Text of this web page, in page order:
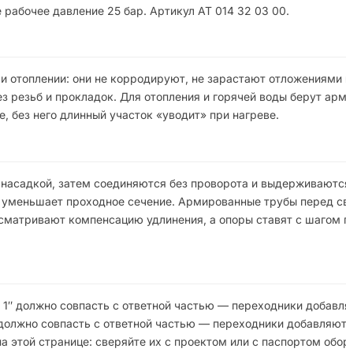
давление 25 бар. Артикул АТ 014 32 03 00.
отоплении: они не корродируют, не зарастают отложениями
и прокладок. Для отопления и горячей воды берут
него длинный участок «уводит» при нагреве.
затем соединяются без проворота и
проходное сечение. Армированные трубы перед
компенсацию удлинения, а опоры ставят с шагом
должно совпасть с ответной частью — переходники
совпасть с ответной частью — переходники
странице: сверяйте их с проектом или с паспортом